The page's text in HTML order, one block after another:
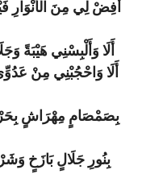
أَفِضْ لِي مِنَ
أَلَا وَأَلْبِسْنِي هَيْبَةً
أَلَا وَاحْجُبْنِي مِنْ
بِصَمْصَامٍ مِهْرَاشٍ
بِنُورِ جَلَالٍ بَازَخٍ